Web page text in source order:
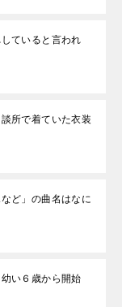
ていると言われ
所で着ていた衣装
ど」の曲名はなに
い６歳から開始